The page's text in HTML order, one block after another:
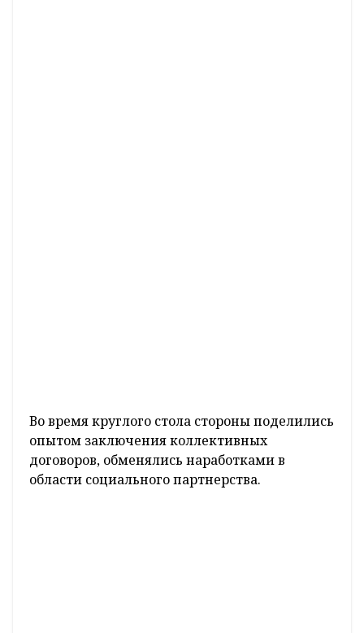
Во время круглого стола стороны поделились
опытом заключения коллективных
договоров, обменялись наработками в
области социального партнерства.